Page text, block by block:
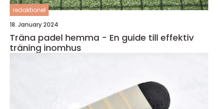
redaktionel
18. January 2024
Träna padel hemma - En guide till effektiv
träning inomhus